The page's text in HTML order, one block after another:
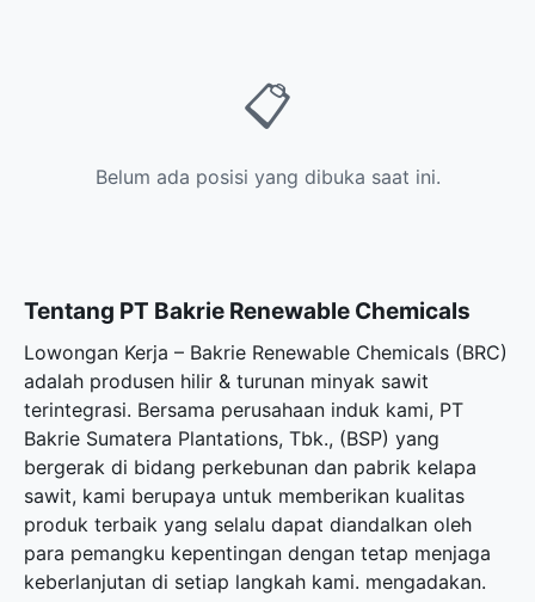
📋
Belum ada posisi yang dibuka saat ini.
Tentang PT Bakrie Renewable Chemicals
Lowongan Kerja – Bakrie Renewable Chemicals (BRC)
adalah produsen hilir & turunan minyak sawit
terintegrasi. Bersama perusahaan induk kami, PT
Bakrie Sumatera Plantations, Tbk., (BSP) yang
bergerak di bidang perkebunan dan pabrik kelapa
sawit, kami berupaya untuk memberikan kualitas
produk terbaik yang selalu dapat diandalkan oleh
para pemangku kepentingan dengan tetap menjaga
keberlanjutan di setiap langkah kami. mengadakan.